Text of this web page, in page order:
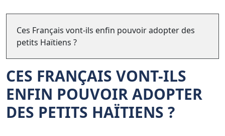
Ces Français vont-ils enfin pouvoir adopter des
petits Haïtiens ?
CES FRANÇAIS VONT-ILS
ENFIN POUVOIR ADOPTER
DES PETITS HAÏTIENS ?